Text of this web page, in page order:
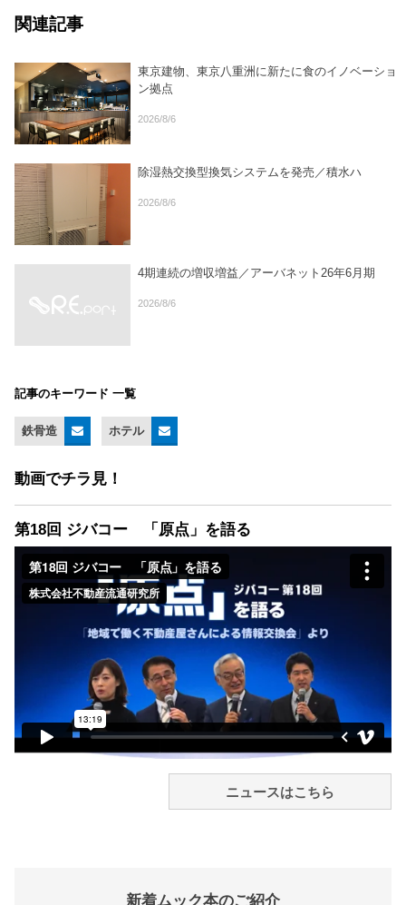
関連記事
東京建物、東京八重洲に新たに食のイノベーショ
ン拠点
2026/8/6
除湿熱交換型換気システムを発売／積水ハ
2026/8/6
4期連続の増収増益／アーバネット26年6月期
2026/8/6
記事のキーワード 一覧
鉄骨造 ホテル
動画でチラ見！
第18回 ジバコー 「原点」を語る
ニュースはこちら
新着ムック本のご紹介